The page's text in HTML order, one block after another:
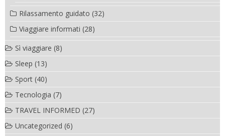
Rilassamento guidato (32)
Viaggiare informati (28)
Sì viaggiare (8)
Sleep (13)
Sport (40)
Tecnologia (7)
TRAVEL INFORMED (27)
Uncategorized (6)